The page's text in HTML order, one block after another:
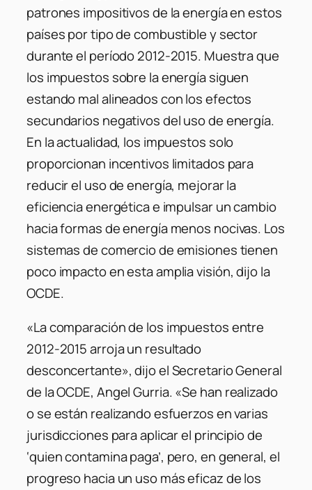
patrones impositivos de la energía en estos
países por tipo de combustible y sector
durante el período 2012-2015. Muestra que
los impuestos sobre la energía siguen
estando mal alineados con los efectos
secundarios negativos del uso de energía.
En la actualidad, los impuestos solo
proporcionan incentivos limitados para
reducir el uso de energía, mejorar la
eficiencia energética e impulsar un cambio
hacia formas de energía menos nocivas. Los
sistemas de comercio de emisiones tienen
poco impacto en esta amplia visión, dijo la
OCDE.
«La comparación de los impuestos entre
2012-2015 arroja un resultado
desconcertante», dijo el Secretario General
de la OCDE, Angel Gurria.«Se han realizado
o se están realizando esfuerzos en varias
jurisdicciones para aplicar el principio de
‘quien contamina paga’, pero, en general, el
progreso hacia un uso más eficaz de los